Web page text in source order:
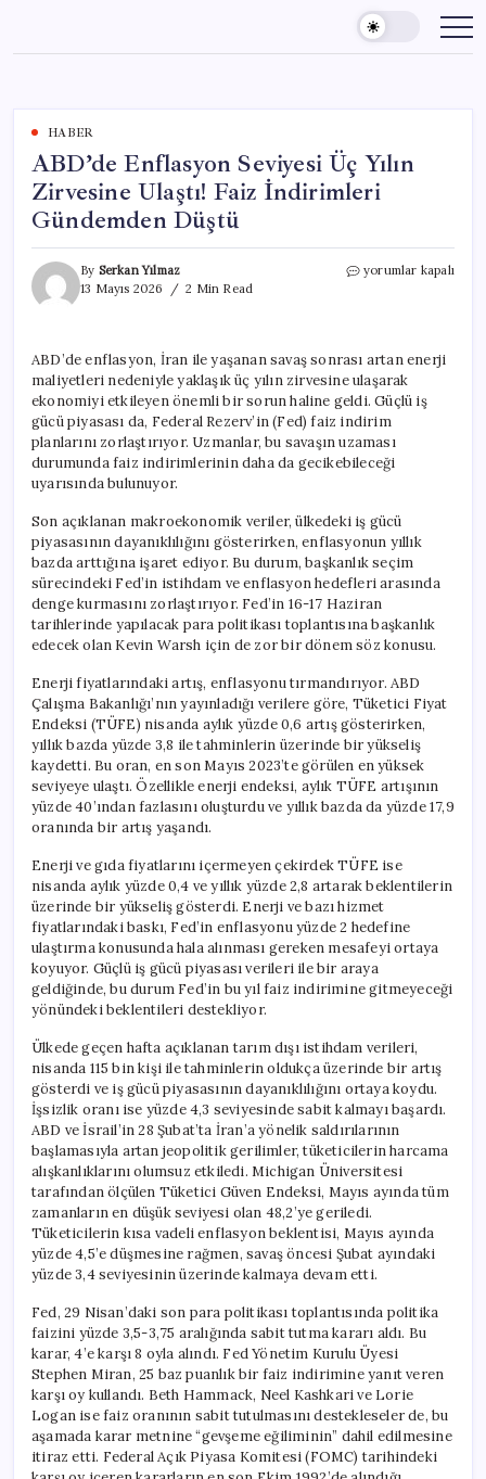
content
HABER
ABD’de Enflasyon Seviyesi Üç Yılın
Zirvesine Ulaştı! Faiz İndirimleri
Gündemden Düştü
By Serkan Yılmaz
13 Mayıs 2026
2 Min Read
ABD’de
Zirvesine
Ulaştı!
Faiz
İndirimleri
Düştü
için
yorumlar kapalı
ABD’de enflasyon, İran ile yaşanan savaş sonrası artan enerji
maliyetleri nedeniyle yaklaşık üç yılın zirvesine ulaşarak
ekonomiyi etkileyen önemli bir sorun haline geldi. Güçlü iş
gücü piyasası da, Federal Rezerv’in (Fed) faiz indirim
planlarını zorlaştırıyor. Uzmanlar, bu savaşın uzaması
durumunda faiz indirimlerinin daha da gecikebileceği
uyarısında bulunuyor.
Son açıklanan makroekonomik veriler, ülkedeki iş gücü
piyasasının dayanıklılığını gösterirken, enflasyonun yıllık
bazda arttığına işaret ediyor. Bu durum, başkanlık seçim
sürecindeki Fed’in istihdam ve enflasyon hedefleri arasında
denge kurmasını zorlaştırıyor. Fed’in 16-17 Haziran
tarihlerinde yapılacak para politikası toplantısına başkanlık
edecek olan Kevin Warsh için de zor bir dönem söz konusu.
Enerji fiyatlarındaki artış, enflasyonu tırmandırıyor. ABD
Çalışma Bakanlığı’nın yayınladığı verilere göre, Tüketici Fiyat
Endeksi (TÜFE) nisanda aylık yüzde 0,6 artış gösterirken,
yıllık bazda yüzde 3,8 ile tahminlerin üzerinde bir yükseliş
kaydetti. Bu oran, en son Mayıs 2023’te görülen en yüksek
seviyeye ulaştı. Özellikle enerji endeksi, aylık TÜFE artışının
yüzde 40’ından fazlasını oluşturdu ve yıllık bazda da yüzde 17,9
oranında bir artış yaşandı.
Enerji ve gıda fiyatlarını içermeyen çekirdek TÜFE ise
nisanda aylık yüzde 0,4 ve yıllık yüzde 2,8 artarak beklentilerin
üzerinde bir yükseliş gösterdi. Enerji ve bazı hizmet
fiyatlarındaki baskı, Fed’in enflasyonu yüzde 2 hedefine
ulaştırma konusunda hala alınması gereken mesafeyi ortaya
koyuyor. Güçlü iş gücü piyasası verileri ile bir araya
geldiğinde, bu durum Fed’in bu yıl faiz indirimine gitmeyeceği
yönündeki beklentileri destekliyor.
Ülkede geçen hafta açıklanan tarım dışı istihdam verileri,
nisanda 115 bin kişi ile tahminlerin oldukça üzerinde bir artış
gösterdi ve iş gücü piyasasının dayanıklılığını ortaya koydu.
İşsizlik oranı ise yüzde 4,3 seviyesinde sabit kalmayı başardı.
ABD ve İsrail’in 28 Şubat’ta İran’a yönelik saldırılarının
başlamasıyla artan jeopolitik gerilimler, tüketicilerin harcama
alışkanlıklarını olumsuz etkiledi. Michigan Üniversitesi
tarafından ölçülen Tüketici Güven Endeksi, Mayıs ayında tüm
zamanların en düşük seviyesi olan 48,2’ye geriledi.
Tüketicilerin kısa vadeli enflasyon beklentisi, Mayıs ayında
yüzde 4,5’e düşmesine rağmen, savaş öncesi Şubat ayındaki
yüzde 3,4 seviyesinin üzerinde kalmaya devam etti.
Fed, 29 Nisan’daki son para politikası toplantısında politika
faizini yüzde 3,5-3,75 aralığında sabit tutma kararı aldı. Bu
karar, 4’e karşı 8 oyla alındı. Fed Yönetim Kurulu Üyesi
Stephen Miran, 25 baz puanlık bir faiz indirimine yanıt veren
karşı oy kullandı. Beth Hammack, Neel Kashkari ve Lorie
Logan ise faiz oranının sabit tutulmasını destekleseler de, bu
aşamada karar metnine “gevşeme eğiliminin” dahil edilmesine
itiraz etti. Federal Açık Piyasa Komitesi (FOMC) tarihindeki